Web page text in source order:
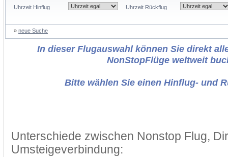
Uhrzeit Hinflug Uhrzeit Rückflug
» neue Suche
In dieser Flugauswahl können Sie direkt
NonStopFlüge weltweit
Bitte wählen Sie einen Hinflug- und
Unterschiede zwischen Nonstop Flug,
Umsteigeverbindung: